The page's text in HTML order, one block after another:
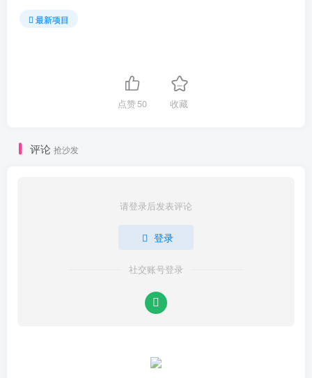
最新项目
点赞50 收藏
评论 抢沙发
请登录后发表评论
登录
社交账号登录